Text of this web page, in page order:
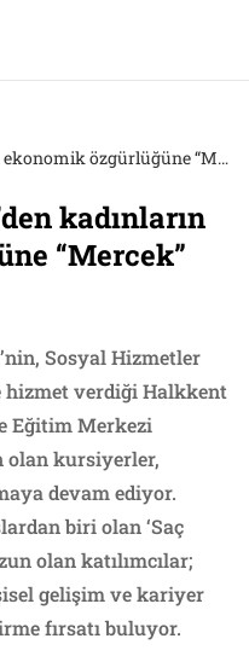
Mersin Büyükşehir’den kadınların ekonomik özgürlüğüne “Mercek” desteği
kadınların
“Mercek”
Sosyal Hizmetler
hizmet verdiği Halkkent
Eğitim Merkezi
olan kursiyerler,
devam ediyor.
biri olan ‘Saç
olan katılımcılar;
gelişim ve kariyer
fırsatı buluyor.